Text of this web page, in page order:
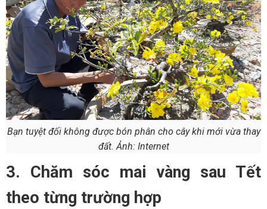
Bạn tuyệt đối không được bón phân cho cây khi mới vừa thay
đất. Ảnh: Internet
3. Chăm sóc mai vàng sau Tết
theo từng trường hợp